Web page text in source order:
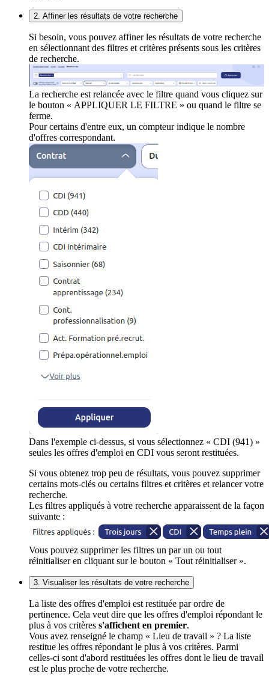
2. Affiner les résultats de votre recherche
Si besoin, vous pouvez affiner les résultats de votre recherche
en sélectionnant des filtres et critères présents sous les critères
de recherche.
La recherche est relancée avec le filtre quand vous cliquez sur
le bouton « APPLIQUER LE FILTRE » ou quand le filtre se
ferme.
Pour certains d'entre eux, un compteur indique le nombre
d'offres correspondant.
Dans l'exemple ci-dessus, si vous sélectionnez « CDI (941) »
seules les offres d'emploi en CDI vous seront restituées.
Si vous obtenez trop peu de résultats, vous pouvez supprimer
certains mots-clés ou certains filtres et critères et relancer votre
recherche.
Les filtres appliqués à votre recherche apparaissent de la façon
suivante :
Vous pouvez supprimer les filtres un par un ou tout
réinitialiser en cliquant sur le bouton « Tout réinitialiser ».
3. Visualiser les résultats de votre recherche
La liste des offres d'emploi est restituée par ordre de
pertinence. Cela veut dire que les offres d'emploi répondant le
plus à vos critères s'affichent en premier.
Vous avez renseigné le champ « Lieu de travail » ? La liste
restitue les offres répondant le plus à vos critères. Parmi
celles-ci sont d'abord restituées les offres dont le lieu de travail
est le plus proche de votre recherche.